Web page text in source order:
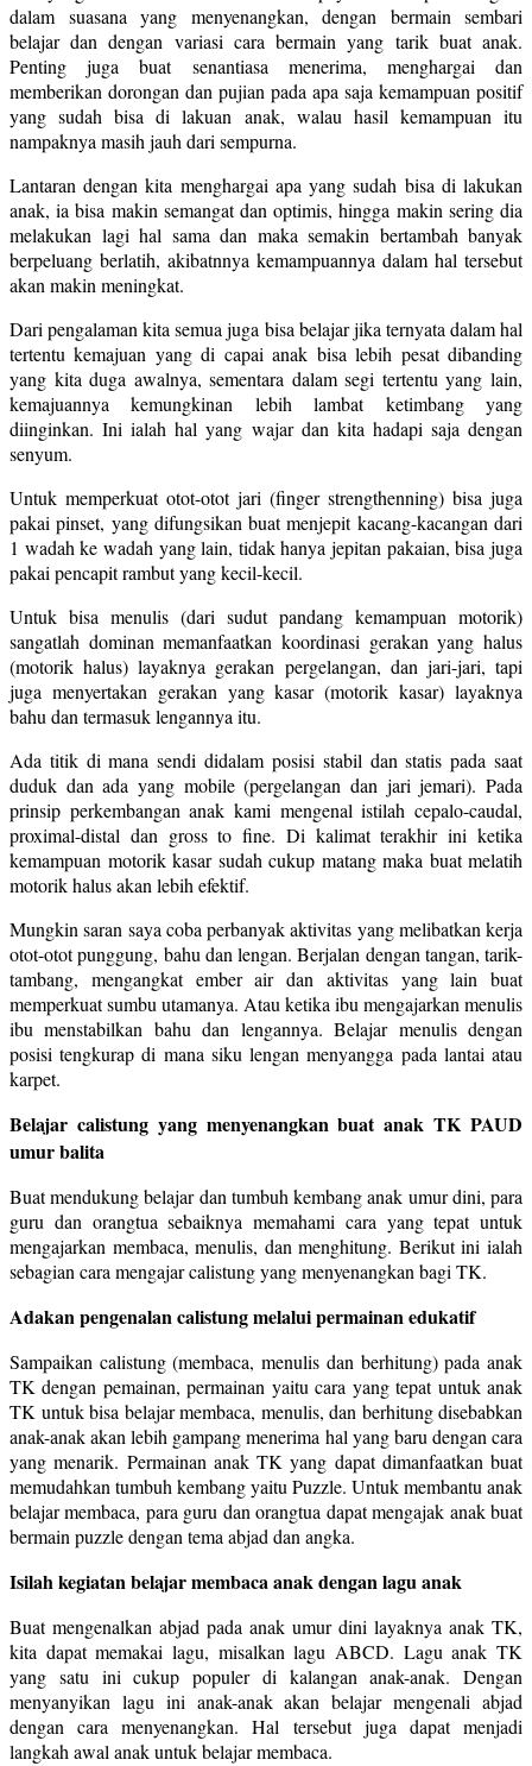
dalam suasana yang menyenangkan, dengan bermain sembari
belajar dan dengan variasi cara bermain yang tarik buat anak.
Penting juga buat senantiasa menerima, menghargai dan
memberikan dorongan dan pujian pada apa saja kemampuan positif
yang sudah bisa di lakuan anak, walau hasil kemampuan itu
nampaknya masih jauh dari sempurna.
Lantaran dengan kita menghargai apa yang sudah bisa di lakukan
anak, ia bisa makin semangat dan optimis, hingga makin sering dia
melakukan lagi hal sama dan maka semakin bertambah banyak
berpeluang berlatih, akibatnnya kemampuannya dalam hal tersebut
akan makin meningkat.
Dari pengalaman kita semua juga bisa belajar jika ternyata dalam hal
tertentu kemajuan yang di capai anak bisa lebih pesat dibanding
yang kita duga awalnya, sementara dalam segi tertentu yang lain,
kemajuannya kemungkinan lebih lambat ketimbang yang
diinginkan. Ini ialah hal yang wajar dan kita hadapi saja dengan
senyum.
Untuk memperkuat otot-otot jari (finger strengthenning) bisa juga
pakai pinset, yang difungsikan buat menjepit kacang-kacangan dari
1 wadah ke wadah yang lain, tidak hanya jepitan pakaian, bisa juga
pakai pencapit rambut yang kecil-kecil.
Untuk bisa menulis (dari sudut pandang kemampuan motorik)
sangatlah dominan memanfaatkan koordinasi gerakan yang halus
(motorik halus) layaknya gerakan pergelangan, dan jari-jari, tapi
juga menyertakan gerakan yang kasar (motorik kasar) layaknya
bahu dan termasuk lengannya itu.
Ada titik di mana sendi didalam posisi stabil dan statis pada saat
duduk dan ada yang mobile (pergelangan dan jari jemari). Pada
prinsip perkembangan anak kami mengenal istilah cepalo-caudal,
proximal-distal dan gross to fine. Di kalimat terakhir ini ketika
kemampuan motorik kasar sudah cukup matang maka buat melatih
motorik halus akan lebih efektif.
Mungkin saran saya coba perbanyak aktivitas yang melibatkan kerja
otot-otot punggung, bahu dan lengan. Berjalan dengan tangan, tarik-
tambang, mengangkat ember air dan aktivitas yang lain buat
memperkuat sumbu utamanya. Atau ketika ibu mengajarkan menulis
ibu menstabilkan bahu dan lengannya. Belajar menulis dengan
posisi tengkurap di mana siku lengan menyangga pada lantai atau
karpet.
Belajar calistung yang menyenangkan buat anak TK PAUD
umur balita
Buat mendukung belajar dan tumbuh kembang anak umur dini, para
guru dan orangtua sebaiknya memahami cara yang tepat untuk
mengajarkan membaca, menulis, dan menghitung. Berikut ini ialah
sebagian cara mengajar calistung yang menyenangkan bagi TK.
Adakan pengenalan calistung melalui permainan edukatif
Sampaikan calistung (membaca, menulis dan berhitung) pada anak
TK dengan pemainan, permainan yaitu cara yang tepat untuk anak
TK untuk bisa belajar membaca, menulis, dan berhitung disebabkan
anak-anak akan lebih gampang menerima hal yang baru dengan cara
yang menarik. Permainan anak TK yang dapat dimanfaatkan buat
memudahkan tumbuh kembang yaitu Puzzle. Untuk membantu anak
belajar membaca, para guru dan orangtua dapat mengajak anak buat
bermain puzzle dengan tema abjad dan angka.
Isilah kegiatan belajar membaca anak dengan lagu anak
Buat mengenalkan abjad pada anak umur dini layaknya anak TK,
kita dapat memakai lagu, misalkan lagu ABCD. Lagu anak TK
yang satu ini cukup populer di kalangan anak-anak. Dengan
menyanyikan lagu ini anak-anak akan belajar mengenali abjad
dengan cara menyenangkan. Hal tersebut juga dapat menjadi
langkah awal anak untuk belajar membaca.